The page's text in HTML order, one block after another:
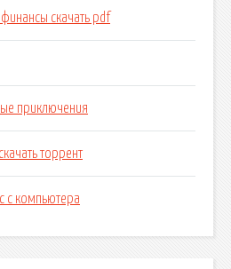
скачать pdf
приключения
торрент
с компьютера